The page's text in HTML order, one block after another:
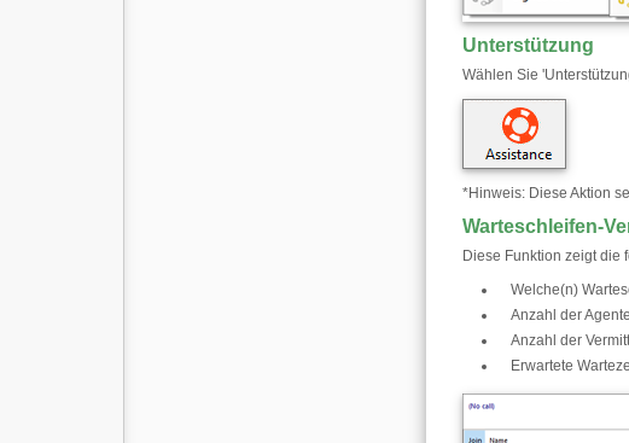
Unterstützung
Wählen Sie
*Hinweis: Diese Aktion
Warteschleifen-
Diese Funktion zeigt die
Welche(n)
Anzahl der
Anzahl der
Erwartete